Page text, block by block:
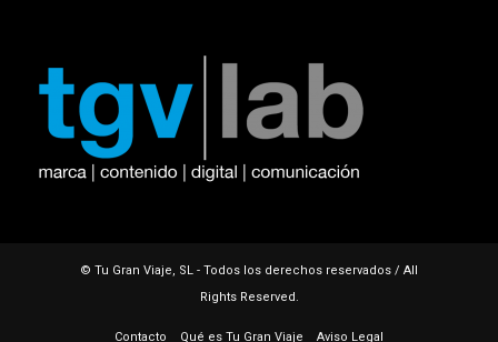
© Tu Gran Viaje, SL - Todos los derechos reservados / All
Rights Reserved.
Contacto Qué es Tu Gran Viaje Aviso Legal